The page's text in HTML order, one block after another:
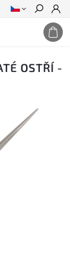
Hledat
OSTŘÍ -